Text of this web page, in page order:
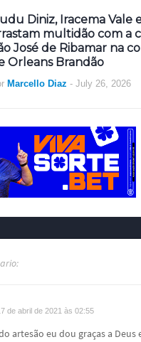
Diniz, Iracema Vale
multidão com a
José de Ribamar na
Orleans Brandão
Marcello Diaz - July 26, 2026
de abril de 2021 às 02:55
artesão eu dou graças a Deus